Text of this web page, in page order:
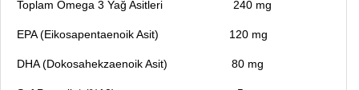
Toplam Omega 3 Yağ Asitleri 240 mg
EPA (Eikosapentaenoik Asit) 120 mg
DHA (Dokosahekzaenoik Asit) 80 mg